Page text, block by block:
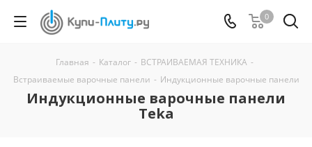
0
Главная - Каталог - ВСТРАИВАЕМАЯ ТЕХНИКА -
Встраиваемые варочные панели - Индукционные варочные панели
Индукционные варочные панели
Teka